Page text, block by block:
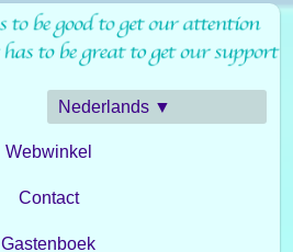
Nederlands ▼
Webwinkel
Contact
Gastenboek